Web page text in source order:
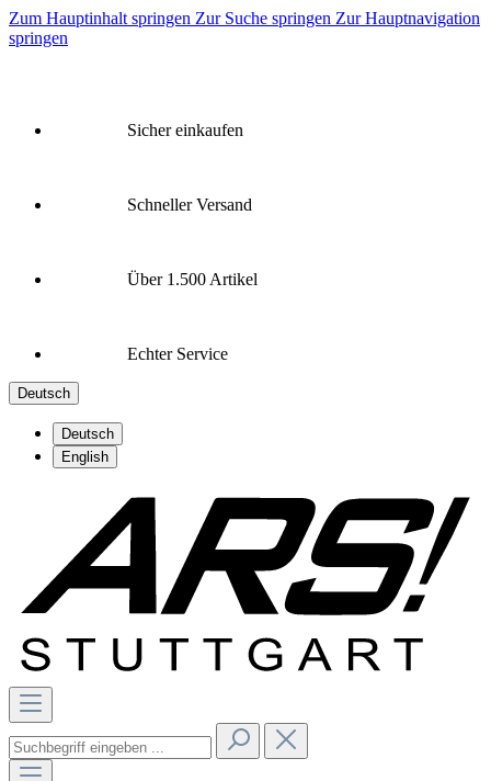
Zum Hauptinhalt springen Zur Suche springen Zur Hauptnavigation
springen
Sicher einkaufen
Schneller Versand
Über 1.500 Artikel
Echter Service
Deutsch
Deutsch
English